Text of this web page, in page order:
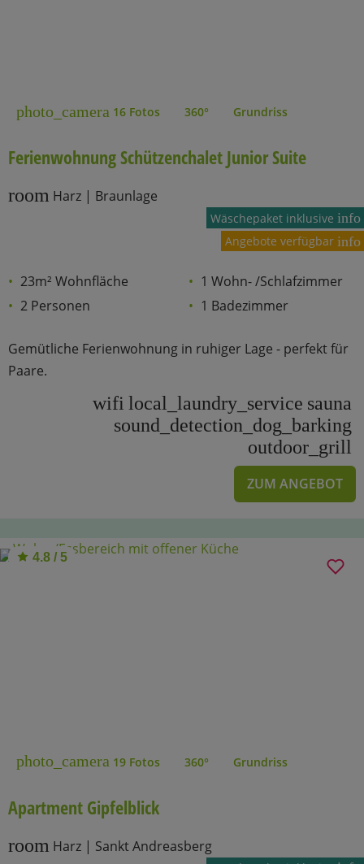
photo_camera 16 Fotos 360° Grundriss
Ferienwohnung Schützenchalet Junior Suite
room Harz | Braunlage
Wäschepaket inklusive info
Angebote verfügbar info
23m² Wohnfläche
2 Personen
1 Wohn- /Schlafzimmer
1 Badezimmer
Gemütliche Ferienwohnung in ruhiger Lage - perfekt für
Paare.
wifi local_laundry_service sauna
sound_detection_dog_barking
outdoor_grill
ZUM ANGEBOT
4.8 / 5
photo_camera 19 Fotos 360° Grundriss
Apartment Gipfelblick
room Harz | Sankt Andreasberg